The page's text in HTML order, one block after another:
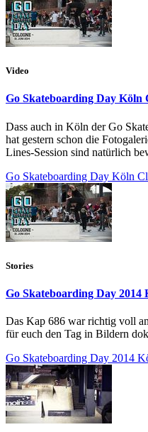
Video
Go Skateboarding Day Köln
Dass auch in Köln der Go
hat gestern schon die
Lines-Session sind natürlich
Go Skateboarding Day Köln
Stories
Go Skateboarding Day 2014
Das Kap 686 war richtig voll
für euch den Tag in Bildern
Go Skateboarding Day 2014